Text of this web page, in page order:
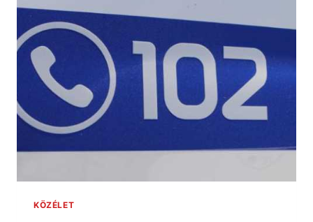
KÖZÉLET